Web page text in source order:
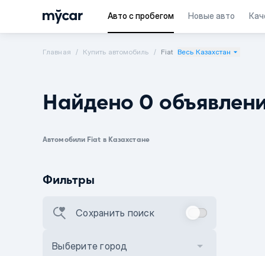
Авто с пробегом Новые авто
Главная Купить автомобиль Fiat Весь Казахстан
Найдено 0
Автомобили Fiat в Казахстане
Фильтры
Сохранить поиск
Выберите город